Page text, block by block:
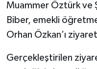
Muammer Öztürk ve
Biber, emekli
Orhan Özkan’ı
Gerçekleştirilen
BÖLGE
DÜNYA